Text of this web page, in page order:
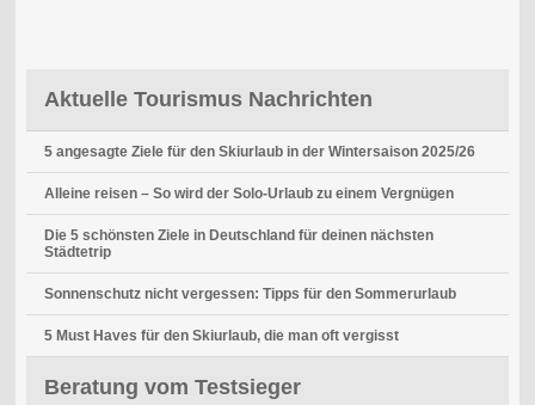
Aktuelle Tourismus Nachrichten
5 angesagte Ziele für den Skiurlaub in der Wintersaison 2025/26
Alleine reisen – So wird der Solo-Urlaub zu einem Vergnügen
Die 5 schönsten Ziele in Deutschland für deinen nächsten
Städtetrip
Sonnenschutz nicht vergessen: Tipps für den Sommerurlaub
5 Must Haves für den Skiurlaub, die man oft vergisst
Beratung vom Testsieger